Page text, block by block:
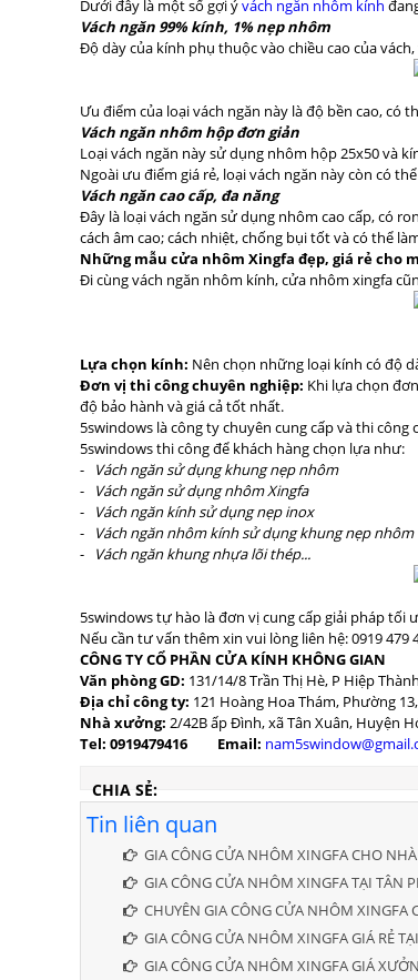
Dưới đây là một số gợi ývách ngăn nhôm kính
Vách ngăn 99% kính, 1% nẹp nhôm
Độ dày của kính phụ thuộc vào chiều cao của
Ưu điểm của loại vách ngăn này là độ bền cao, có
Vách ngăn nhôm hộp đơn giản
Loại vách ngăn này sử dụng nhôm hộp 25x50 và
Ngoài ưu điểm giá rẻ, loại vách ngăn này còn có
Vách ngăn cao cấp, đa năng
Đây là loại vách ngăn sử dụng nhôm cao cấp, có
cách âm cao; cách nhiệt, chống bụi tốt và có thể
Những mẫu cửa nhôm Xingfa đẹp, giá rẻ cho
Đi cùng vách ngăn nhôm kính, cửa nhôm xingfa
Lựa chọn kính: Nên chọn những loại kính có độ
Đơn vị thi công chuyên nghiệp: Khi lựa chọn
độ bảo hành và giá cả tốt nhất.
5swindows là công ty chuyên cung cấp và thi
5swindows thi công để khách hàng chọn lựa như:
-
Vách ngăn sử dụng khung nẹp nhôm
-
Vách ngăn sử dụng nhôm Xingfa
-
Vách ngăn kính sử dụng nẹp inox
-
Vách ngăn nhôm kính sử dụng khung nẹp nhôm
-
Vách ngăn khung nhựa lõi thép...
5swindows tự hào là đơn vị cung cấp giải pháp
Nếu cần tư vấn thêm xin vui lòng liên hệ: 0919 479
CÔNG TY CỔ PHẦN CỬA KÍNH KHÔNG GIAN
Văn phòng GD: 131/14/8 Trần Thị Hè, P Hiệp
Địa chỉ công ty: 121 Hoàng Hoa Thám, Phường
Nhà xưởng: 2/42B ấp Đình, xã Tân Xuân, Huyện
Tel: 0919479416
Email:
CHIA SẺ:
Tin liên quan
GIA CÔNG CỬA NHÔM XINGFA CHO
GIA CÔNG CỬA NHÔM XINGFA TẠI TÂN
CHUYÊN GIA CÔNG CỬA NHÔM XINGFA
GIA CÔNG CỬA NHÔM XINGFA GIÁ RẺ
GIA CÔNG CỬA NHÔM XINGFA GIÁ